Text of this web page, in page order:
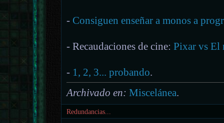
- Consiguen enseñar a monos a
- Recaudaciones de cine:Pixar vs El
- 1, 2, 3... probando.
Archivado en: Miscelánea.
Redundancias...